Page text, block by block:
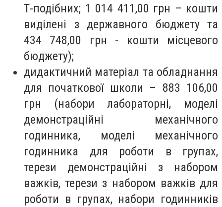
Т-подібних; 1 014 411,00 грн – кошти
виділені з державного бюджету та
434 748,00 грн - кошти місцевого
бюджету);
дидактичний матеріал та обладнання
для початкової школи – 883 106,00
грн (набори лабораторні, моделі
демонстраційні механічного
годинника, моделі механічного
годинника для роботи в групах,
терези демонстраційні з набором
важків, терези з набором важків для
роботи в групах, набори годинників